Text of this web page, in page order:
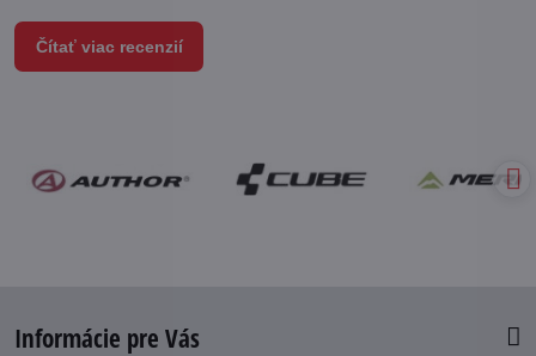
Čítať viac recenzií
Informácie pre Vás